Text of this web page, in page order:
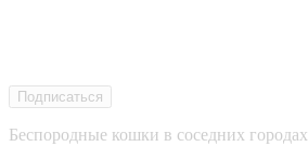
Подписаться
Беспородные кошки в соседних городах